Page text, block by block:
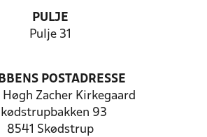
PULJE
Pulje 31
POSTADRESSE
Høgh Zacher Kirkegaard
93
8541 Skødstrup